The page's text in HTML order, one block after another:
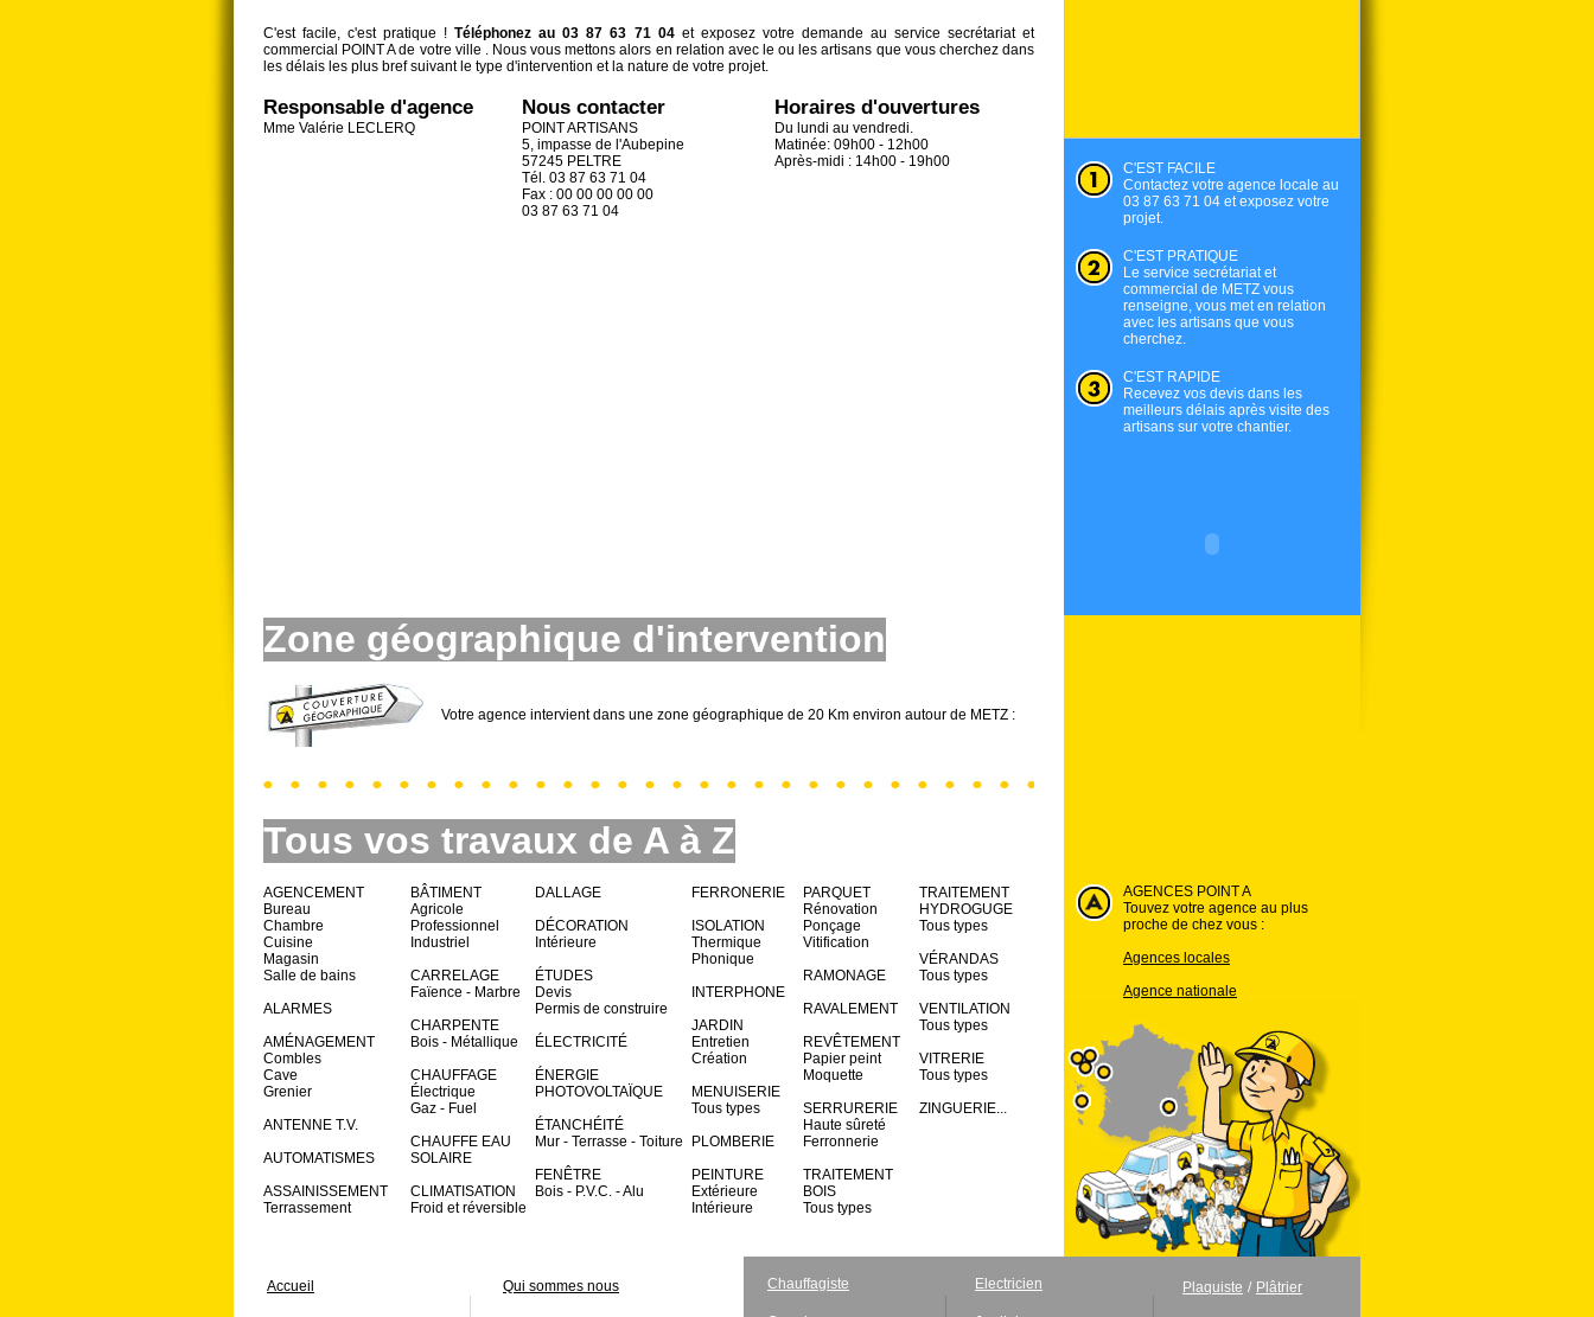
C'est facile, c'est pratique !Téléphonez au 03 87 63 71 04et exposez votre demande au service secrétariat et
commercial POINT A de votre ville . Nous vous mettons alors en relation avec le ou les artisans que vous cherchez dans
les délais les plus bref suivant le type d'intervention et la nature de votre projet.
Responsable d'agence Nous contacter Horaires d'ouvertures
Mme Valérie LECLERQ
POINT ARTISANS
5, impasse de l'Aubepine
57245 PELTRE
Tél. 03 87 63 71 04
Fax : 00 00 00 00 00
03 87 63 71 04
Du lundi au vendredi.
Matinée: 09h00 - 12h00
Après-midi : 14h00 - 19h00
Zone géographique d'intervention
Votre agence intervient dans une zone géographique de 20 Km environ autour de METZ :
Tous vos travaux de A à Z
AGENCEMENT
Bureau
Chambre
Cuisine
Magasin
Salle de bains
ALARMES
AMÉNAGEMENT
Combles
Cave
Grenier
ANTENNE T.V.
AUTOMATISMES
ASSAINISSEMENT
Terrassement
BÂTIMENT
Agricole
Professionnel
Industriel
CARRELAGE
Faïence - Marbre
CHARPENTE
Bois - Métallique
CHAUFFAGE
Électrique
Gaz - Fuel
CHAUFFE EAU
SOLAIRE
CLIMATISATION
Froid et réversible
DALLAGE
DÉCORATION
Intérieure
ÉTUDES
Devis
Permis de construire
ÉLECTRICITÉ
ÉNERGIE
PHOTOVOLTAÏQUE
ÉTANCHÉITÉ
Mur - Terrasse - Toiture
FENÊTRE
Bois - P.V.C. - Alu
FERRONERIE
ISOLATION
Thermique
Phonique
INTERPHONE
JARDIN
Entretien
Création
MENUISERIE
Tous types
PLOMBERIE
PEINTURE
Extérieure
Intérieure
PARQUET
Rénovation
Ponçage
Vitification
RAMONAGE
RAVALEMENT
REVÊTEMENT
Papier peint
Moquette
SERRURERIE
Haute sûreté
Ferronnerie
TRAITEMENT
BOIS
Tous types
TRAITEMENT
HYDROGUGE
Tous types
VÉRANDAS
Tous types
VENTILATION
Tous types
VITRERIE
Tous types
ZINGUERIE...
C'EST FACILE
Contactez votre agence locale au
03 87 63 71 04 et exposez votre
projet.
C'EST PRATIQUE
Le service secrétariat et
commercial de METZ vous
renseigne, vous met en relation
avec les artisans que vous
cherchez.
C'EST RAPIDE
Recevez vos devis dans les
meilleurs délais après visite des
artisans sur votre chantier.
AGENCES POINT A
Touvez votre agence au plus
proche de chez vous :
Agences locales
Agence nationale
Accueil Qui sommes nous Chauffagiste Electricien Plaquiste / Plâtrier